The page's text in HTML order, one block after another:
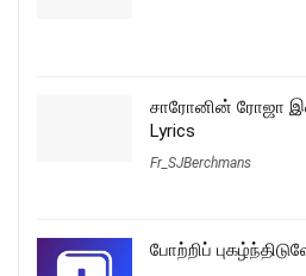
சாரோனின் ரோஜா
Lyrics
Fr_SJBerchmans
போற்றிப்